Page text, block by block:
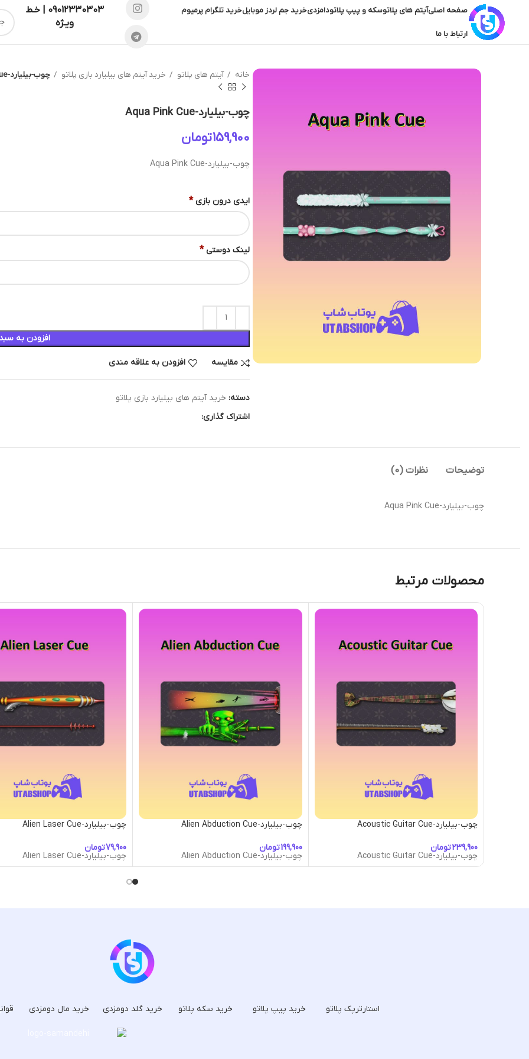
صفحه اصلیآیتم های پلاتوسکه و پیپ پلاتودامزدیخرید جم لردز موبایلخرید تلگرام پرمیوم
ارتباط با ما
09012330303 | خـط
ویـژه
خانه آیتم های پلاتو خرید آیتم های بیلیارد بازی پلاتو چوب-بیلیارد-Aqua Pink Cue
چوب-بیلیارد-Aqua Pink Cue
تومان
چوب-بیلیارد-Aqua Pink Cue
ایدی درون بازی *
لینک دوستی *
افزودن به
مقایسه افزودن به علاقه مندی
دسته: خرید آیتم های بیلیارد بازی پلاتو
اشتراک گذاری:
توضیحات نظرات (0)
چوب-بیلیارد-Aqua Pink Cue
محصولات مرتبط
چوب-بیلیارد-Acoustic Guitar Cue
تومان
چوب-بیلیارد-Acoustic Guitar Cue
چوب-بیلیارد-Alien Abduction Cue
تومان
چوب-بیلیارد-Alien Abduction Cue
چوب-بیلیارد-Alien Laser Cue
تومان
چوب-بیلیارد-Alien Laser Cue
استارترپک پلاتو خرید پیپ پلاتو خرید سکه پلاتو خرید گلد دومزدی خرید مال دومزدی